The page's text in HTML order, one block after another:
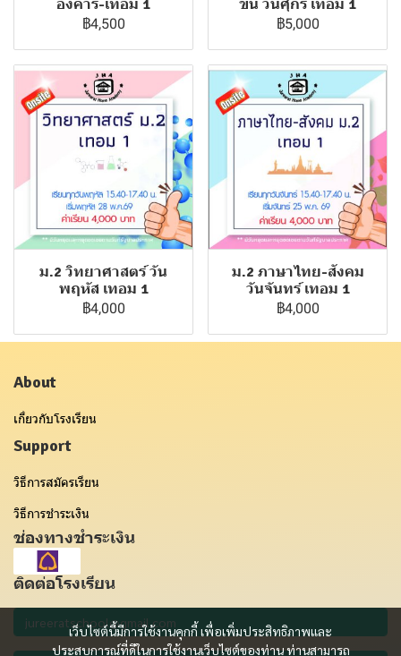
อังคาร-เทอม 1
฿4,500
ข้น วันศุกร์ เทอม 1
฿5,000
ม.2 วิทยาศาสตร์ วัน
พฤหัส เทอม 1
฿4,000
ม.2 ภาษาไทย-สังคม
วันจันทร์ เทอม 1
฿4,000
เว็บไซต์นี้มีการใช้งานคุกกี้ เพื่อเพิ่มประสิทธิภาพและ
ประสบการณ์ที่ดีในการใช้งานเว็บไซต์ของท่าน ท่านสามารถ
About
เกี่ยวกับโรงเรียน
Support
วิธีการสมัครเรียน
วิธีการชำระเงิน
ช่องทางชำระเงิน
ติดต่อโรงเรียน